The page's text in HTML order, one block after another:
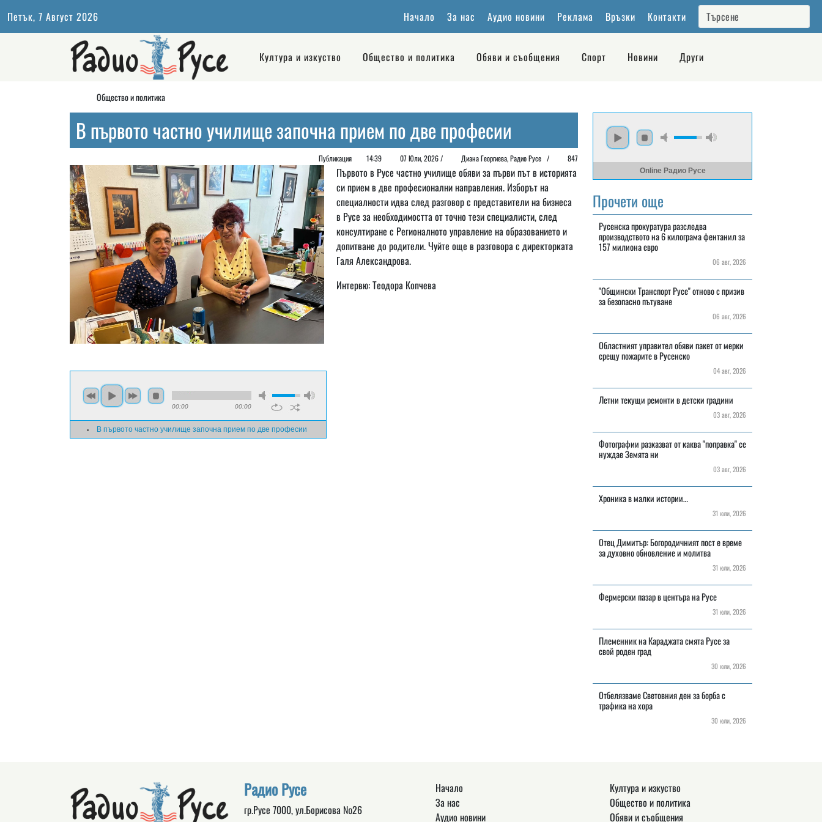
Петък, 7 Август 2026 Начало За нас Аудио новини Реклама Връзки Контакти
Култура и изкуство Общество и политика Обяви и съобщения Спорт Новини Други
Общество и политика
В първото частно училище започна прием по две професии
Публикация 14:39 07 Юли, 2026 / Диана Георгиeва, Радио Русе / 847
Първото в Русе частно училище обяви за първи път в историята
си прием в две професионални направления. Изборът на
специалности идва след разговор с представители на бизнеса
в Русе за необходимостта от точно тези специалисти, след
консултиране с Регионалното управление на образованието и
допитване до родители. Чуйте още в разговора с директорката
Галя Александрова.
Интервю: Теодора Копчева
00:00 00:00
В първото частно училище започна прием по две професии
Online Радио Русе
Прочети още
Русенска прокуратура разследва
производството на 6 килограма фентанил за
157 милиона евро
06 авг, 2026
"Общински Транспорт Русе" отново с призив
за безопасно пътуване
06 авг, 2026
Областният управител обяви пакет от мерки
срещу пожарите в Русенско
04 авг, 2026
Летни текущи ремонти в детски градини
03 авг, 2026
Фотографии разказват от каква "поправка" се
нуждае Земята ни
03 авг, 2026
Хроника в малки истории…
31 юли, 2026
Отец Димитър: Богородичният пост е време
за духовно обновление и молитва
31 юли, 2026
Фермерски пазар в центъра на Русе
31 юли, 2026
Племенник на Караджата смята Русе за
свой роден град
30 юли, 2026
Отбелязваме Световния ден за борба с
трафика на хора
30 юли, 2026
Радио Русе
гр.Русе 7000, ул.Борисова №26
Начало
За нас
Аудио новини
Култура и изкуство
Общество и политика
Обяви и съобщения